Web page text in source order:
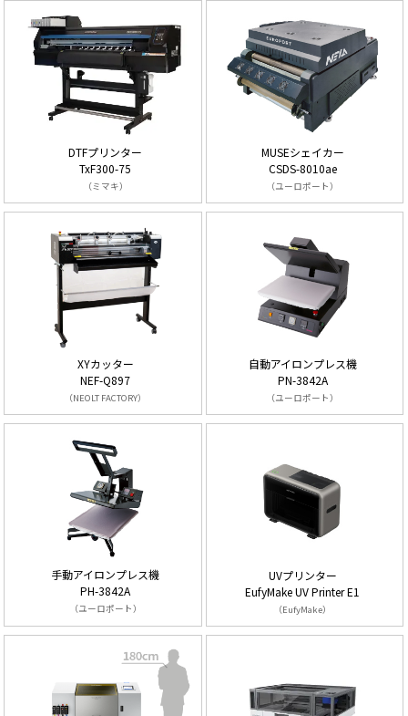
DTFプリンター
TxF300-75
（ミマキ）
MUSEシェイカー
CSDS-8010ae
（ユーロポート）
XYカッター
NEF-Q897
（NEOLT FACTORY）
自動アイロンプレス機
PN-3842A
（ユーロポート）
手動アイロンプレス機
PH-3842A
（ユーロポート）
UVプリンター
EufyMake UV Printer E1
（EufyMake）